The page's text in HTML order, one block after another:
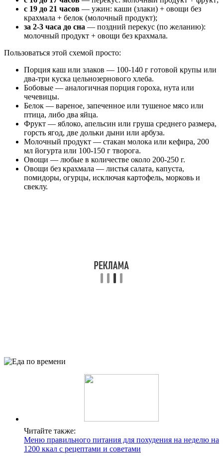
с 19 до 21 часов — ужин: каши (злаки) + овощи без
крахмала + белок (молочный продукт);
за 2-3 часа до сна — поздний перекус (по желанию):
молочный продукт + овощи без крахмала.
Пользоваться этой схемой просто:
Порция каш или злаков — 100-140 г готовой крупы или
два-три куска цельнозернового хлеба.
Бобовые — аналогичная порция гороха, нута или
чечевицы.
Белок — вареное, запеченное или тушеное мясо или
птица, либо два яйца.
Фрукт — яблоко, апельсин или груша среднего размера,
горсть ягод, две дольки дыни или арбуза.
Молочный продукт — стакан молока или кефира, 200
мл йогурта или 100-150 г творога.
Овощи — любые в количестве около 200-250 г.
Овощи без крахмала — листья салата, капуста,
помидоры, огурцы, исключая картофель, морковь и
свеклу.
Читайте также:
Меню правильного питания для похудения на неделю на
1200 ккал с рецептами и советами